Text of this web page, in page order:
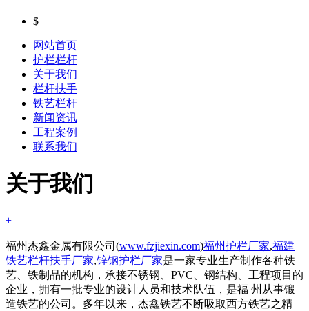
$
网站首页
护栏栏杆
关于我们
栏杆扶手
铁艺栏杆
新闻资讯
工程案例
联系我们
关于我们
+
福州杰鑫金属有限公司(www.fzjiexin.com)福州护栏厂家,福建
铁艺栏杆扶手厂家,锌钢护栏厂家是一家专业生产制作各种铁
艺、铁制品的机构，承接不锈钢、PVC、钢结构、工程项目的
企业，拥有一批专业的设计人员和技术队伍，是福 州从事锻
造铁艺的公司。多年以来，杰鑫铁艺不断吸取西方铁艺之精